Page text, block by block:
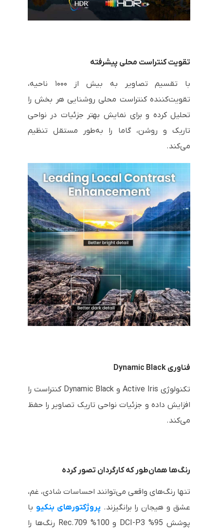
تقویت کنتراست محلی پیشرفته
با تقسیم تصاویر به بیش از ۱۰۰۰ ناحیه،
تقویت‌کننده کنتراست محلی روشنایی هر بخش را
تحلیل کرده و برای نمایش بهتر جزئیات در نواحی
تاریک و روشن، گاما را به‌طور مستقل تنظیم
می‌کند.
فناوری Dynamic Black
تکنولوژی Active Iris و Dynamic Black کنتراست را
افزایش داده و جزئیات نواحی تاریک تصاویر را حفظ
می‌کند.
رنگ‌ها همان‌طور که کارگردان تصور کرده
تنها رنگ‌های واقعی می‌توانند احساسات شادی، غم،
عشق و هیجان را برانگیزند. پروژکتورهای بنکیو با
پوشش 95% DCI-P3 و 100% Rec.709 رنگ‌ها را